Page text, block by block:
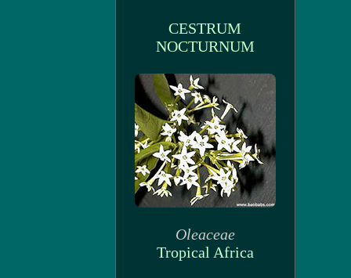
CESTRUM
NOCTURNUM
Oleaceae
Tropical Africa